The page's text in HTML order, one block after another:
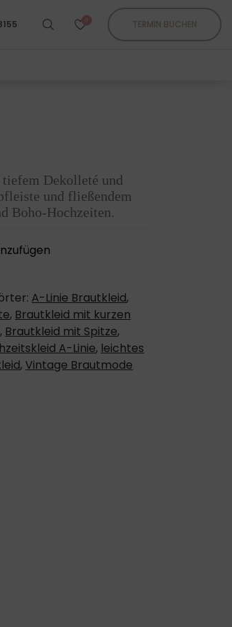
0 TERMIN BUCHEN
Dekolleté und
und fließendem
Boho-Hochzeiten.
A-Linie Brautkleid,
, Brautkleid mit kurzen
, Brautkleid mit Spitze,
A-Linie, leichtes
,Vintage Brautmode